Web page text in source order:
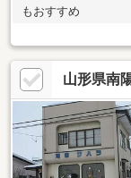
もおすすめ
山形県南